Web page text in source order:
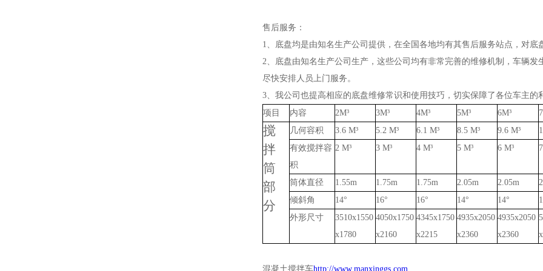
售后服务：
1、底盘均是由知名生产公司提供，在全国各地均有其售后服务站点，对底
2、底盘由知名生产公司生产，这些公司均有非常完善的维修机制，车辆发
尽快安排人员上门服务。
3、我公司也提高相应的底盘维修常识和使用技巧，切实保障了各位车主的
项目
内容 2M³ 3M³ 4M³ 5M³ 6M³
搅
拌
筒
部
分
几何容积 3.6 M³ 5.2 M³ 6.1 M³ 8.5 M³ 9.6 M³
有效搅拌容
积
2 M³ 3 M³ 4 M³ 5 M³ 6 M³
筒体直径 1.55m 1.75m 1.75m 2.05m 2.05m
倾斜角
14° 16° 16° 14° 14°
外形尺寸
3510x1550
x1780
4050x1750
x2160
4345x1750
x2215
4935x2050
x2360
4935x2050
x2360
混凝土搅拌车http://www.manxinggs.com